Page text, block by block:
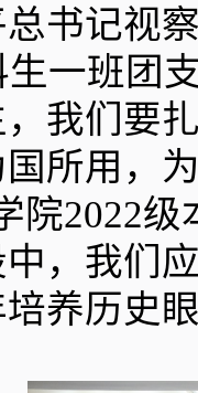
书记视察
生一班团
我们要
所用，
院2022级
，我们
养历史